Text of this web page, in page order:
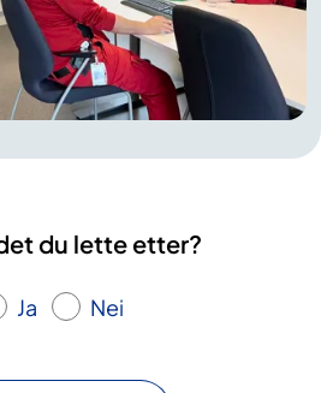
du lette etter?
Ja Nei